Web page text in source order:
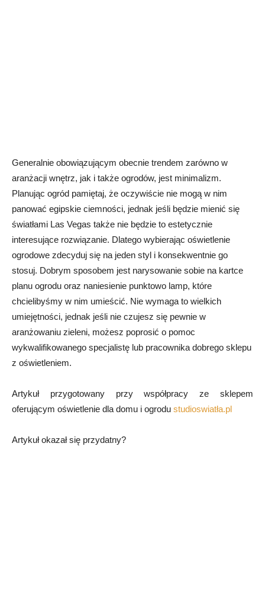
Generalnie obowiązującym obecnie trendem zarówno w
aranżacji wnętrz, jak i także ogrodów, jest minimalizm.
Planując ogród pamiętaj, że oczywiście nie mogą w nim
panować egipskie ciemności, jednak jeśli będzie mienić się
światłami Las Vegas także nie będzie to estetycznie
interesujące rozwiązanie. Dlatego wybierając oświetlenie
ogrodowe zdecyduj się na jeden styl i konsekwentnie go
stosuj. Dobrym sposobem jest narysowanie sobie na kartce
planu ogrodu oraz naniesienie punktowo lamp, które
chcielibyśmy w nim umieścić. Nie wymaga to wielkich
umiejętności, jednak jeśli nie czujesz się pewnie w
aranżowaniu zieleni, możesz poprosić o pomoc
wykwalifikowanego specjalistę lub pracownika dobrego sklepu
z oświetleniem.
Artykuł przygotowany przy współpracy ze sklepem
oferującym oświetlenie dla domu i ogrodu studioswiatła.pl
Artykuł okazał się przydatny?